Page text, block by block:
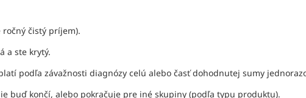
čistý príjem).
a ste krytý.
podľa závažnosti diagnózy celú alebo časť dohodnutej sumy
buď končí, alebo pokračuje pre iné skupiny (podľa typu produktu).